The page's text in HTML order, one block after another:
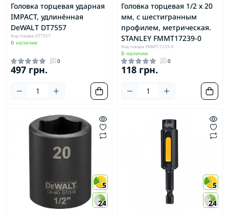
Головка торцевая ударная
IMPACT, удлинённая
DeWALT DT7557
Код товара: DT7557
В наличии
0
497 грн.
Головка торцевая 1/2 х 20
мм, с шестигранным
профилем, метрическая.
STANLEY FMMT17239-0
Код товара: FMMT17239-0
В наличии
0
118 грн.
5
24
5
24